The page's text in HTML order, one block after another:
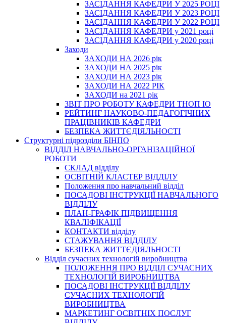
ЗАСІДАННЯ КАФЕДРИ У 2025 РОЦІ
ЗАСІДАННЯ КАФЕДРИ У 2023 РОЦІ
ЗАСІДАННЯ КАФЕДРИ У 2022 РОЦІ
ЗАСІДАННЯ КАФЕДРИ у 2021 році
ЗАСІДАННЯ КАФЕДРИ у 2020 році
Заходи
ЗАХОДИ НА 2026 рік
ЗАХОДИ НА 2025 рік
ЗАХОДИ НА 2023 рік
ЗАХОДИ НА 2022 РІК
ЗАХОДИ на 2021 рік
3BIT ПРО РОБОТУ КАФЕДРИ ТНОП ІО
РЕЙТИНГ НАУКОВО-ПЕДАГОГІЧНИХ
ПРАЦІВНИКІВ КАФЕДРИ
БЕЗПЕКА ЖИТТЄДІЯЛЬНОСТІ
Структурні підрозділи БІНПО
ВІДДІЛ НАВЧАЛЬНО-ОРГАНІЗАЦІЙНОЇ
РОБОТИ
СКЛАД відділу
ОСВІТНІЙ КЛАСТЕР ВІДДІЛУ
Положення про навчальний вiддiл
ПОСАДОВІ ІНСТРУКЦІЇ НАВЧАЛЬНОГО
ВІДДІЛУ
ПЛАН-ГРАФІК ПІДВИЩЕННЯ
КВАЛІФІКАЦІЇ
КОНТАКТИ відділу
СТАЖУВАННЯ ВІДДІЛУ
БЕЗПЕКА ЖИТТЄДІЯЛЬНОСТІ
Відділ сучасних технологій виробництва
ПОЛОЖЕННЯ ПРО ВІДДІЛ СУЧАСНИХ
ТЕХНОЛОГІЙ ВИРОБНИЦТВА
ПОСАДОВІ ІНСТРУКЦІЇ ВІДДІЛУ
СУЧАСНИХ ТЕХНОЛОГІЙ
ВИРОБНИЦТВА
МАРКЕТИНГ ОСВІТНІХ ПОСЛУГ